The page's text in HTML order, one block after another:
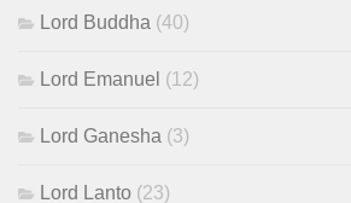
Lord Buddha (40)
Lord Emanuel (12)
Lord Ganesha (3)
Lord Lanto (23)